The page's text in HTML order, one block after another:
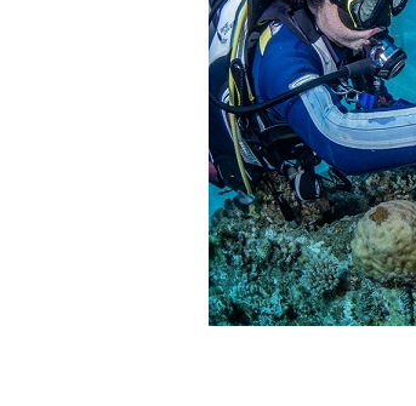
ツアー中に、スノーケリングやスキン
験が浅い方については、条件付きでの
きますので、ご不安のある方は事前にご
7.器材やスーツのレンタル
ホエールスイム参加時に使用する器材
承諾しました。
流れのある海上で、船上からエントリー